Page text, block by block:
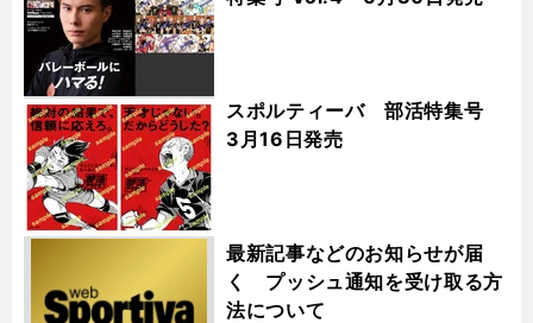
スポルティーバ 部活特集号
3月16日発売
最新記事などのお知らせが届
く プッシュ通知を受け取る方
法について